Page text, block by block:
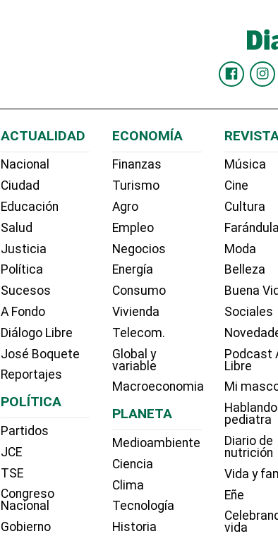
ACTUALIDAD
Nacional
Ciudad
Educación
Salud
Justicia
Política
Sucesos
A Fondo
Diálogo Libre
José Boquete
Reportajes
POLÍTICA
Partidos
JCE
TSE
Congreso
Nacional
Gobierno
ECONOMÍA
Finanzas
Turismo
Agro
Empleo
Negocios
Energía
Consumo
Vivienda
Telecom.
Global y
variable
Macroeconomia
PLANETA
Medioambiente
Ciencia
Clima
Tecnología
Historia
Música
Cine
Cultura
Farándula
Moda
Belleza
Buena
Sociales
Podcast
Libre
Mi
pediatra
Diario de
nutrición
Vida y
Eñe
vida